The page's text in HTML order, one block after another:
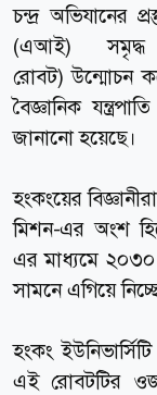
চন্দ্র অভিযানের
(এআই) সমৃদ্ধ
রোবট) উন্মোচন
বৈজ্ঞানিক
জানানো হয়েছে।
হংকংয়ের
মিশন-এর অংশ
এর মাধ্যমে ২০৩০
সামনে এগিয়ে
হংকং
এই রোবটটির